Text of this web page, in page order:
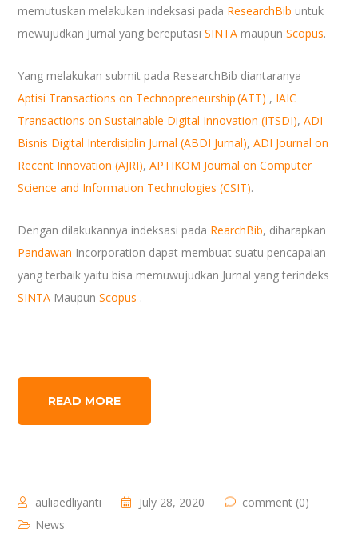
memutuskan melakukan indeksasi pada ResearchBib untuk
mewujudkan Jurnal yang bereputasiSINTA maupunScopus.
Yang melakukan submit pada ResearchBib diantaranya
Aptisi Transactions on Technopreneurship (ATT) , IAIC
Transactions on Sustainable Digital Innovation (ITSDI),ADI
Bisnis Digital Interdisiplin Jurnal (ABDI Jurnal),ADI Journal on
Recent Innovation (AJRI),APTIKOM Journal on Computer
Science and Information Technologies (CSIT).
Dengan dilakukannya indeksasi pada RearchBib, diharapkan
Pandawan Incorporation dapat membuat suatu pencapaian
yang terbaik yaitu bisa memuwujudkan Jurnal yang terindeks
SINTA MaupunScopus .
READ MORE
auliaedliyanti July 28, 2020
comment (0)
News